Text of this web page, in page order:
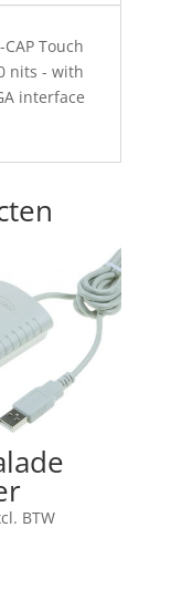
Touch
nits - with
interface
BTW